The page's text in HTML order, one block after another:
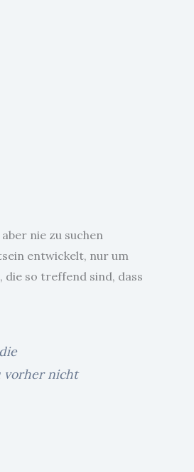
nie zu suchen
entwickelt, nur um
so treffend sind, dass
vorher nicht